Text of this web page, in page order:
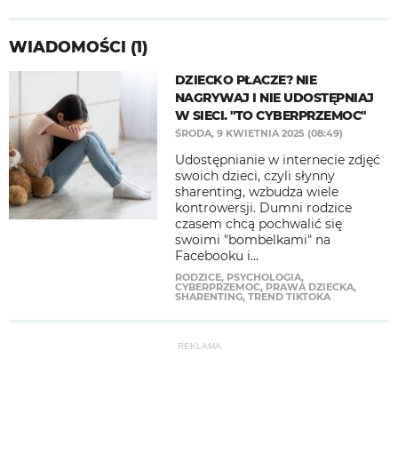
WIADOMOŚCI (1)
DZIECKO PŁACZE? NIE
NAGRYWAJ I NIE UDOSTĘPNIAJ
W SIECI. "TO CYBERPRZEMOC"
ŚRODA, 9 KWIETNIA 2025 (08:49)
Udostępnianie w internecie zdjęć
swoich dzieci, czyli słynny
sharenting, wzbudza wiele
kontrowersji. Dumni rodzice
czasem chcą pochwalić się
swoimi "bombelkami" na
Facebooku i...
RODZICE, PSYCHOLOGIA,
CYBERPRZEMOC, PRAWA DZIECKA,
SHARENTING, TREND TIKTOKA
REKLAMA